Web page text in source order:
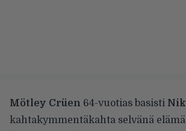
Mötley Crüen 64-vuotias basisti
kahtakymmentäkahta selvänä